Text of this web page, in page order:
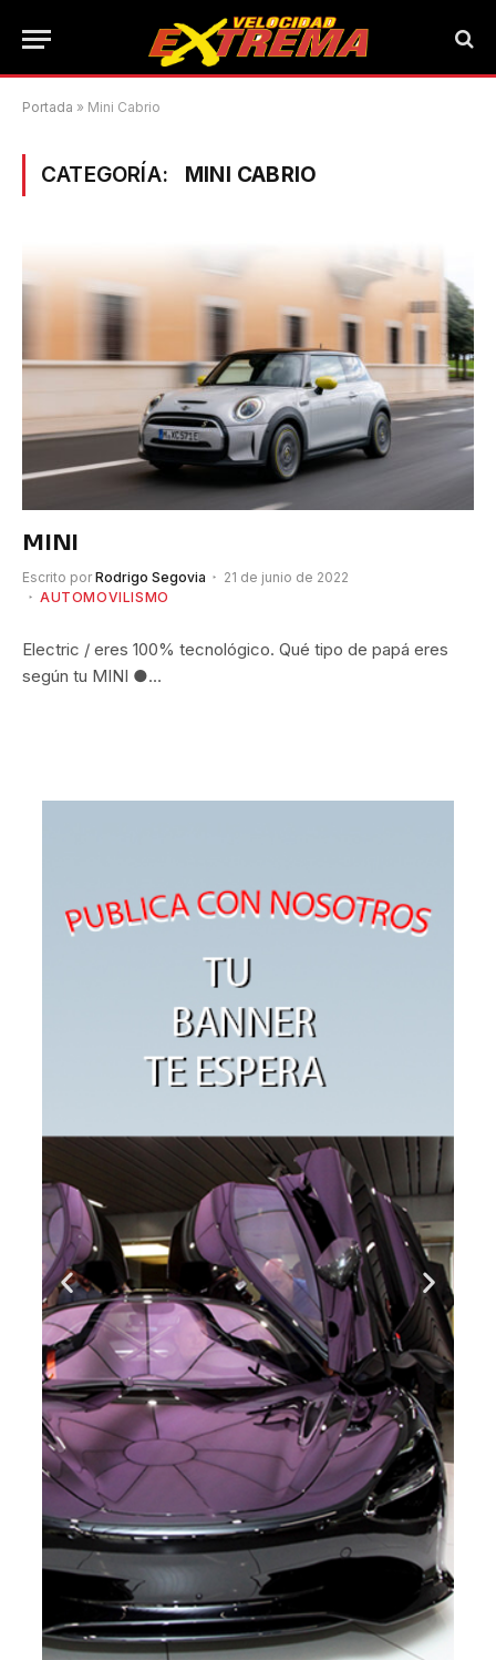
Portada » Mini Cabrio
CATEGORÍA: MINI CABRIO
MINI
Escrito por Rodrigo Segovia
21 de junio de 2022
AUTOMOVILISMO
Electric / eres 100% tecnológico. Qué tipo de papá eres
según tu MINI ●…